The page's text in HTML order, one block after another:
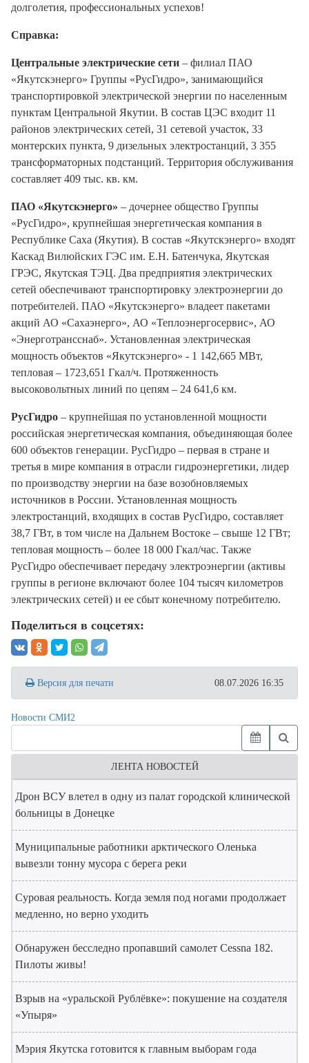
долголетия, профессиональных успехов!
Справка:
Центральные электрические сети – филиал ПАО
«Якутскэнерго» Группы «РусГидро», занимающийся
транспортировкой электрической энергии по населенным
пунктам Центральной Якутии. В состав ЦЭС входит 11
районов электрических сетей, 31 сетевой участок, 33
монтерских пункта, 9 дизельных электростанций, 3 355
трансформаторных подстанций. Территория обслуживания
составляет 409 тыс. кв. км.
ПАО «Якутскэнерго» – дочернее общество Группы
«РусГидро», крупнейшая энергетическая компания в
Республике Саха (Якутия). В состав «Якутскэнерго» входят
Каскад Вилюйских ГЭС им. Е.Н. Батенчука, Якутская
ГРЭС, Якутская ТЭЦ. Два предприятия электрических
сетей обеспечивают транспортировку электроэнергии до
потребителей. ПАО «Якутскэнерго» владеет пакетами
акций АО «Сахаэнерго», АО «Теплоэнергосервис», АО
«Энерготрансснаб». Установленная электрическая
мощность объектов «Якутскэнерго» - 1 142,665 МВт,
тепловая – 1723,651 Гкал/ч. Протяженность
высоковольтных линий по цепям – 24 641,6 км.
РусГидро – крупнейшая по установленной мощности
российская энергетическая компания, объединяющая более
600 объектов генерации. РусГидро – первая в стране и
третья в мире компания в отрасли гидроэнергетики, лидер
по производству энергии на базе возобновляемых
источников в России. Установленная мощность
электростанций, входящих в состав РусГидро, составляет
38,7 ГВт, в том числе на Дальнем Востоке – свыше 12 ГВт;
тепловая мощность – более 18 000 Гкал/час. Также
РусГидро обеспечивает передачу электроэнергии (активы
группы в регионе включают более 104 тысяч километров
электрических сетей) и ее сбыт конечному потребителю.
Поделиться в соцсетях:
Версия для печати 08.07.2026 16:35
Новости СМИ2
ЛЕНТА НОВОСТЕЙ
Дрон ВСУ влетел в одну из палат городской клинической
больницы в Донецке
Муниципальные работники арктического Оленька
вывезли тонну мусора с берега реки
Суровая реальность. Когда земля под ногами продолжает
медленно, но верно уходить
Обнаружен бесследно пропавший самолет Cessna 182.
Пилоты живы!
Взрыв на «уральской Рублёвке»: покушение на создателя
«Упыря»
Мэрия Якутска готовится к главным выборам года